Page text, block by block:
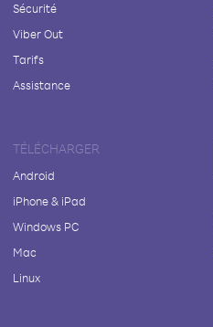
Sécurité
Viber Out
Tarifs
Assistance
TÉLÉCHARGER
Android
iPhone & iPad
Windows PC
Mac
Linux